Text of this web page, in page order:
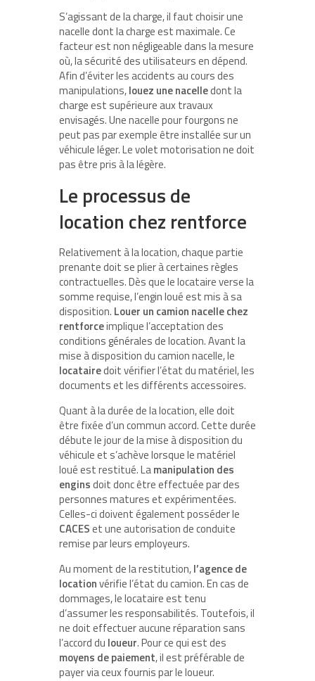
S’agissant de la charge, il faut choisir une
nacelle dont la charge est maximale. Ce
facteur est non négligeable dans la mesure
où, la sécurité des utilisateurs en dépend.
Afin d’éviter les accidents au cours des
manipulations,louez une nacelledont la
charge est supérieure aux travaux
envisagés. Une nacelle pour fourgons ne
peut pas par exemple être installée sur un
véhicule léger. Le volet motorisation ne doit
pas être pris à la légère.
Le processus de
location chez rentforce
Relativement à la location, chaque partie
prenante doit se plier à certaines règles
contractuelles. Dès que le locataire verse la
somme requise, l’engin loué est mis à sa
disposition. Louer un camion nacelle chez
rentforceimplique l’acceptation des
conditions générales de location. Avant la
mise à disposition du camion nacelle, le
locatairedoit vérifier l’état du matériel, les
documents et les différents accessoires.
Quant à la durée de la location, elle doit
être fixée d’un commun accord. Cette durée
débute le jour de la mise à disposition du
véhicule et s’achève lorsque le matériel
loué est restitué. Lamanipulation des
enginsdoit donc être effectuée par des
personnes matures et expérimentées.
Celles-ci doivent également posséder le
CACESet une autorisation de conduite
remise par leurs employeurs.
Au moment de la restitution,l’agence de
locationvérifie l’état du camion. En cas de
dommages, le locataire est tenu
d’assumer les responsabilités. Toutefois, il
ne doit effectuer aucune réparation sans
l’accord du loueur. Pour ce qui est des
moyens de paiement, il est préférable de
payer via ceux fournis par le loueur.